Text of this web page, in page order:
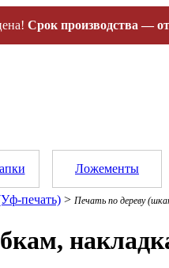
Срок производства —
Ложементы
печать) > Печать по дереву